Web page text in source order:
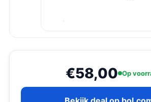
€58,00 Op